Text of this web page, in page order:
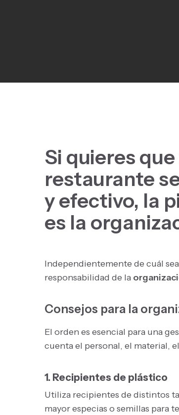
Si quieres
restaurante
y efectivo, la
es la
Independientemente de cuál
responsabilidad de la
Consejos para la
El orden es esencial para una
cuenta el personal, el material,
1. Recipientes de plástico
Utiliza recipientes de distintos
mayor especias o semillas para